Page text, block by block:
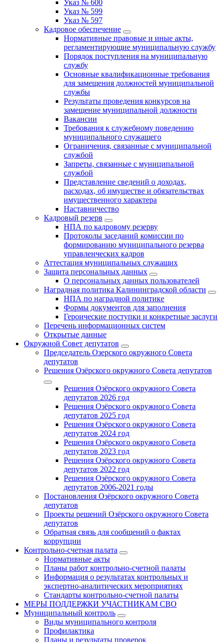
Указ № 600
Указ № 599
Указ № 597
Кадровое обеспечение
Нормативные правовые и иные акты,
регламентирующие муниципальную службу
Порядок поступления на муниципальную
службу
Основные квалификационные требования
для замещения должностей муниципальной
службы
Результаты проведения конкурсов на
замещение муниципальной должности
Вакансии
Требования к служебному поведению
муниципального служащего
Ограничения, связанные с муниципальной
службой
Запреты, связанные с муниципальной
службой
Представление сведений о доходах,
расходах, об имуществе и обязательствах
имущественного характера
Наставничество
Кадровый резерв
НПА по кадровому резерву
Протоколы заседаний комиссии по
формированию муниципального резерва
управленческих кадров
Аттестация муниципальных служащих
Защита персональных данных
О персональных данных пользователей
Наградная политика Калининградской области
НПА по наградной политике
Формы документов для заполнения
Героические поступки и конкретные заслуги
Перечень информационных систем
Открытые данные
Окружной Совет депутатов
Председатель Озерского окружного Совета
депутатов
Решения Озёрского окружного Совета депутатов
Решения Озёрского окружного Совета
депутатов 2026 год
Решения Озёрского окружного Совета
депутатов 2025 год
Решения Озёрского окружного Совета
депутатов 2024 год
Решения Озёрского окружного Совета
депутатов 2023 год
Решения Озёрского окружного Совета
депутатов 2022 год
Решения Озёрского окружного Совета
депутатов 2006-2021 годы
Постановления Озёрского окружного Совета
депутатов
Проекты решений Озёрского окружного Совета
депутатов
Обратная связь для сообщений о фактах
коррупции
Контрольно-счетная палата
Нормативные акты
Планы работ контрольно-счетной палаты
Информация о результатах контрольных и
экспертно-аналитических мероприятиях
Стандарты контрольно-счетной палаты
МЕРЫ ПОДДЕРЖКИ УЧАСТНИКАМ СВО
Муниципальный контроль
Виды муниципального контроля
Профилактика
Планы и результаты проверок